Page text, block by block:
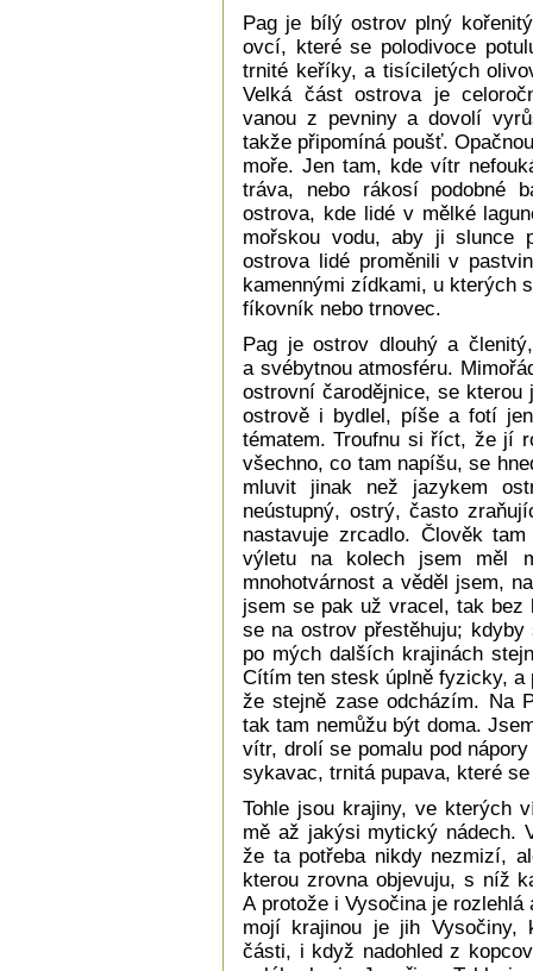
Pag je bílý ostrov plný
ovcí, které se polodivoce
trnité keříky, a tisíciletých
Velká část ostrova je
vanou z pevniny a dovolí
takže připomíná poušť.
moře. Jen tam, kde vítr
tráva, nebo rákosí podobné
ostrova, kde lidé v mělké
mořskou vodu, aby ji slunce
ostrova lidé proměnili v
kamennými zídkami, u kterých
fíkovník nebo trnovec.
Pag je ostrov dlouhý a
a svébytnou atmosféru.
ostrovní čarodějnice, se
ostrově i bydlel, píše a fotí
tématem. Troufnu si říct, že jí
všechno, co tam napíšu, se
mluvit jinak než jazykem
neústupný, ostrý, často
nastavuje zrcadlo. Člověk
výletu na kolech jsem měl
mnohotvárnost a věděl jsem,
jsem se pak už vracel, tak
se na ostrov přestěhuju;
po mých dalších krajinách
Cítím ten stesk úplně fyzicky,
že stejně zase odcházím. Na
tak tam nemůžu být doma.
vítr, drolí se pomalu pod
sykavac, trnitá pupava, které
Tohle jsou krajiny, ve kterých
mě až jakýsi mytický nádech.
že ta potřeba nikdy nezmizí,
kterou zrovna objevuju, s níž
A protože i Vysočina je
mojí krajinou je jih Vysočiny,
části, i když nadohled z